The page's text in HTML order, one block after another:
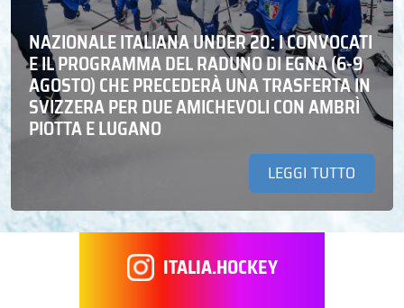
NAZIONALE ITALIANA UNDER 20: I CONVOCATI
E IL PROGRAMMA DEL RADUNO DI EGNA (6-9
AGOSTO) CHE PRECEDERÀ UNA TRASFERTA IN
SVIZZERA PER DUE AMICHEVOLI CON AMBRÌ
PIOTTA E LUGANO
LEGGI TUTTO
ITALIA.HOCKEY